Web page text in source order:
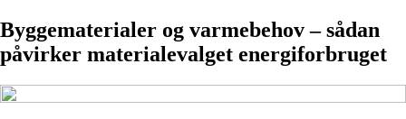
Byggematerialer og varmebehov – sådan
påvirker materialevalget energiforbruget